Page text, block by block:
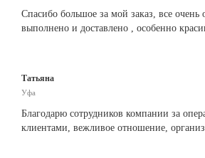
Спасибо большое за мой заказ, все очень
выполнено и доставлено , особенно
Татьяна
Уфа
Благодарю сотрудников компании за
клиентами, вежливое отношение,